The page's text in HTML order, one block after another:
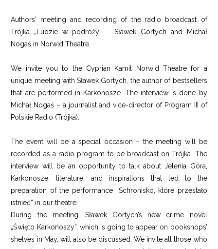
Authors’ meeting and recording of the radio broadcast of
Trójka „Ludzie w podróży” – Sławek Gortych and Michał
Nogaś in Norwid Theatre.
We invite you to the Cyprian Kamil Norwid Theatre for a
unique meeting with Sławek Gortych, the author of bestsellers
that are performed in Karkonosze. The interview is done by
Michał Nogaś – a journalist and vice-director of Program III of
Polskie Radio (Trójka).
The event will be a special occasion – the meeting will be
recorded as a radio program to be broadcast on Trójka. The
interview will be an opportunity to talk about Jelenia Góra,
Karkonosze, literature, and inspirations that led to the
preparation of the performance „Schronisko, które przestało
istnieć” in our theatre.
During the meeting, Sławek Gortych’s new crime novel
„Święto Karkonoszy”, which is going to appear on bookshops’
shelves in May, will also be discussed. We invite all those who